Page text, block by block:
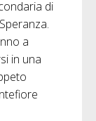
di
a
in una